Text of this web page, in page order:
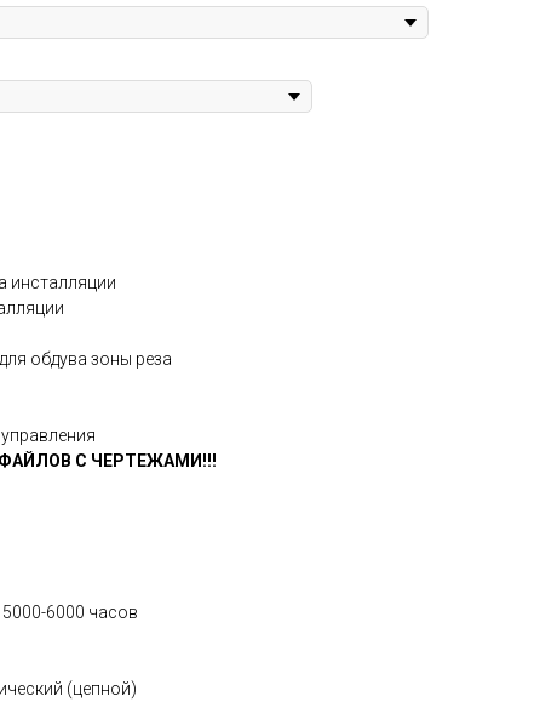
инсталляции
обдува зоны реза
ФАЙЛОВ С ЧЕРТЕЖАМИ!!!
6000 часов
(цепной)